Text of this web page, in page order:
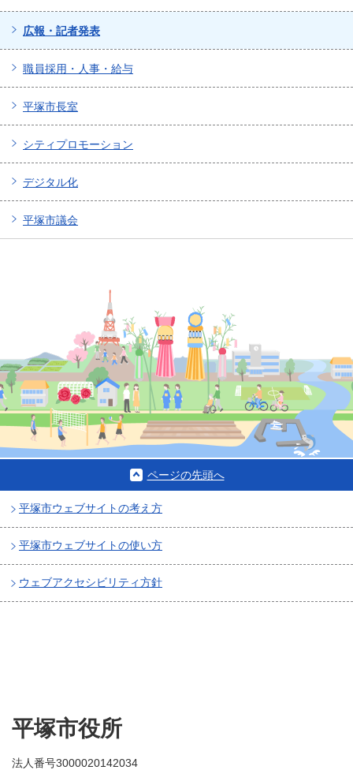
広報・記者発表
職員採用・人事・給与
平塚市長室
シティプロモーション
デジタル化
平塚市議会
ページの先頭へ
平塚市ウェブサイトの考え方
平塚市ウェブサイトの使い方
ウェブアクセシビリティ方針
平塚市役所
法人番号3000020142034